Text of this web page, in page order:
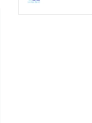
loadcell 1KG khung mica